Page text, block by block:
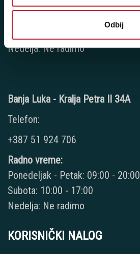
Odbij
Radno vreme:
Nedelja: Ne radimo
Banja Luka - Kralja Petra II 34A
Telefon:
+387 51 924 706
Radno vreme:
Ponedeljak - Petak: 09:00 - 20:00
Subota: 10:00 - 17:00
Nedelja: Ne radimo
KORISNIČKI NALOG